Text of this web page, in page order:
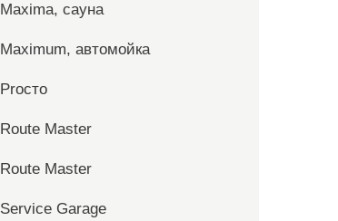
Maxima, сауна
Maximum, автомойка
Proсто
Route Master
Route Master
Service Garage